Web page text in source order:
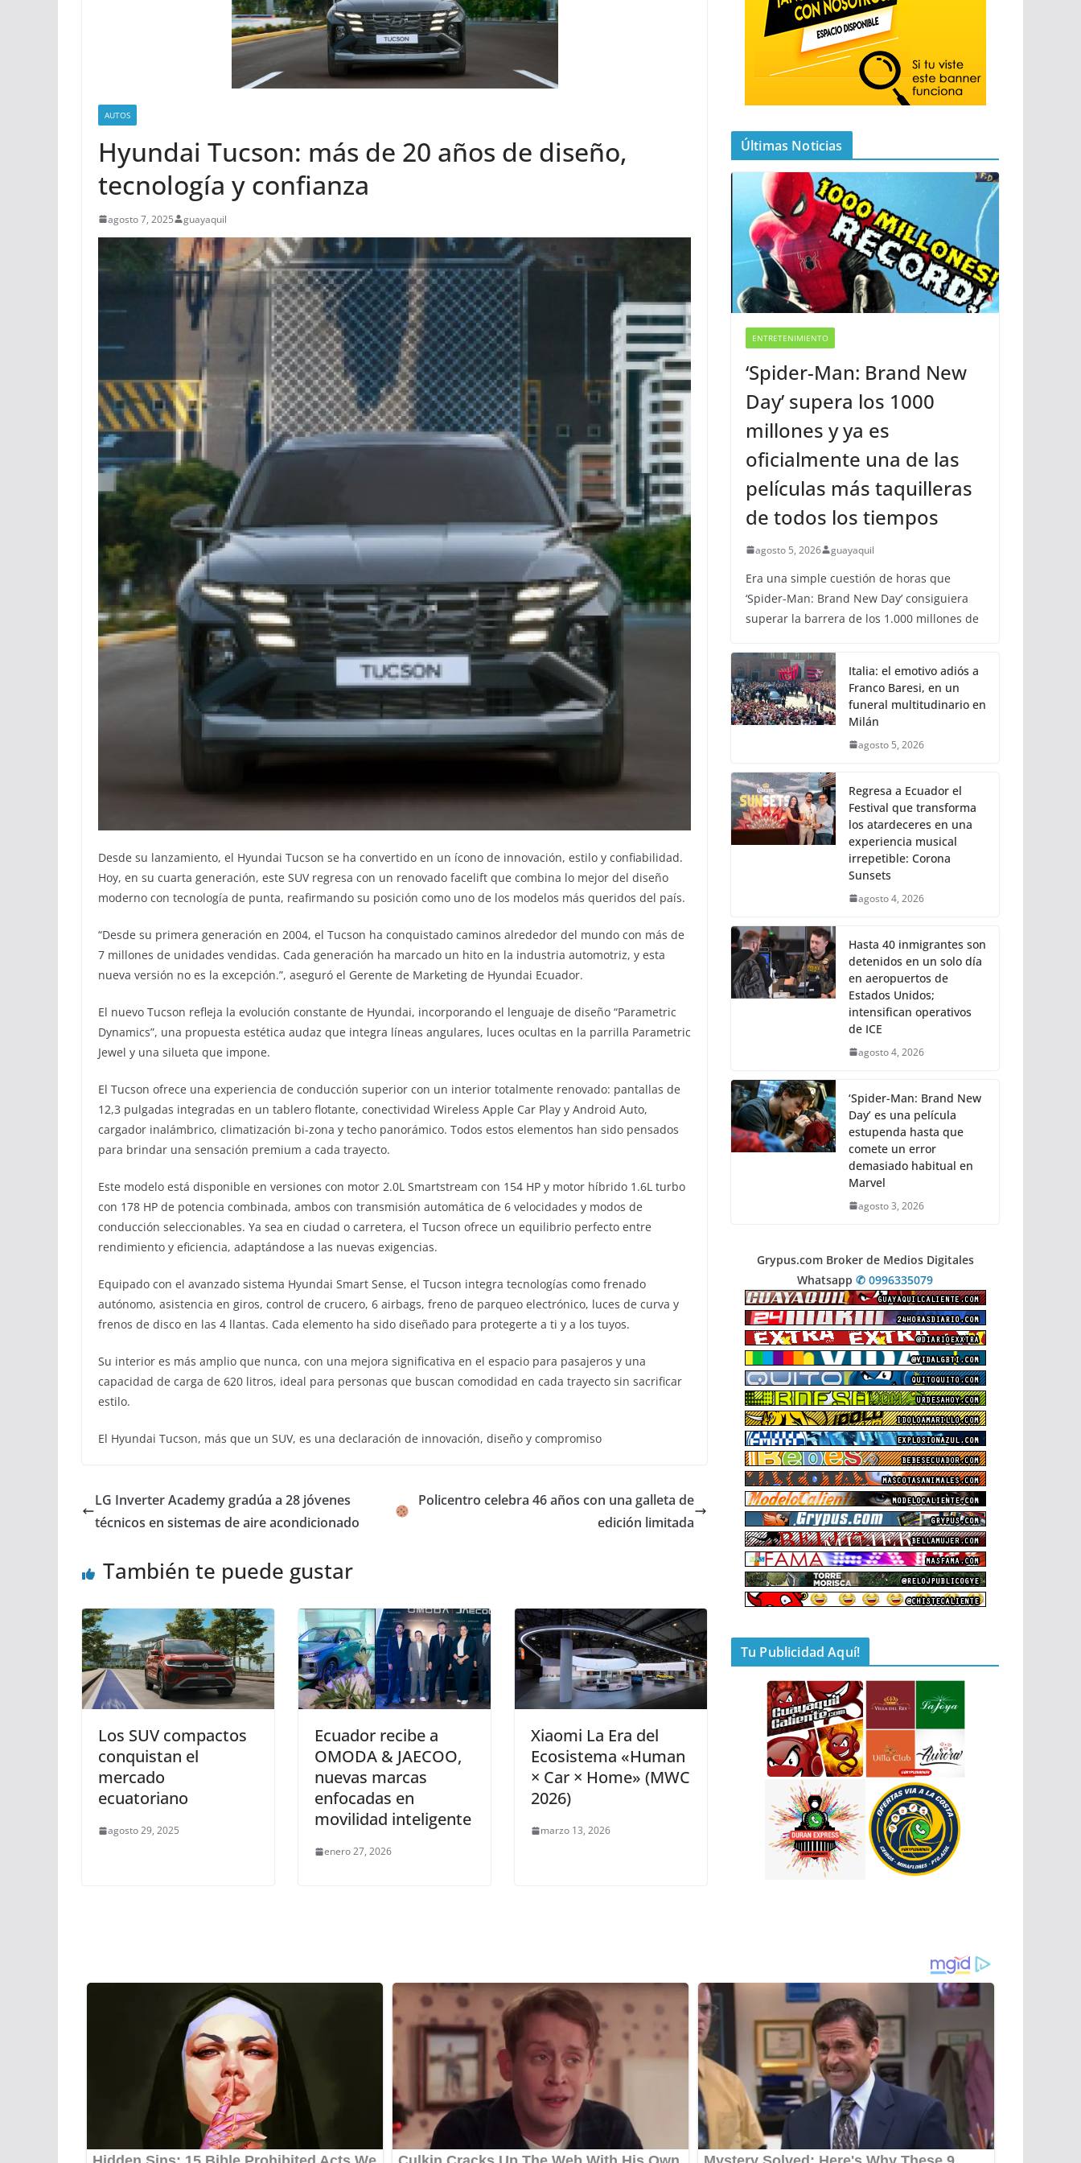
AUTOS
Hyundai Tucson: más de 20 años de diseño,
tecnología y confianza
agosto 7, 2025 guayaquil
Desde su lanzamiento, el Hyundai Tucson se ha convertido en un ícono de innovación, estilo y confiabilidad.
Hoy, en su cuarta generación, este SUV regresa con un renovado facelift que combina lo mejor del diseño
moderno con tecnología de punta, reafirmando su posición como uno de los modelos más queridos del país.
“Desde su primera generación en 2004, el Tucson ha conquistado caminos alrededor del mundo con más de
7 millones de unidades vendidas. Cada generación ha marcado un hito en la industria automotriz, y esta
nueva versión no es la excepción.”, aseguró el Gerente de Marketing de Hyundai Ecuador.
El nuevo Tucson refleja la evolución constante de Hyundai, incorporando el lenguaje de diseño “Parametric
Dynamics”, una propuesta estética audaz que integra líneas angulares, luces ocultas en la parrilla Parametric
Jewel y una silueta que impone.
El Tucson ofrece una experiencia de conducción superior con un interior totalmente renovado: pantallas de
12,3 pulgadas integradas en un tablero flotante, conectividad Wireless Apple Car Play y Android Auto,
cargador inalámbrico, climatización bi-zona y techo panorámico. Todos estos elementos han sido pensados
para brindar una sensación premium a cada trayecto.
Este modelo está disponible en versiones con motor 2.0L Smartstream con 154 HP y motor híbrido 1.6L turbo
con 178 HP de potencia combinada, ambos con transmisión automática de 6 velocidades y modos de
conducción seleccionables. Ya sea en ciudad o carretera, el Tucson ofrece un equilibrio perfecto entre
rendimiento y eficiencia, adaptándose a las nuevas exigencias.
Equipado con el avanzado sistema Hyundai Smart Sense, el Tucson integra tecnologías como frenado
autónomo, asistencia en giros, control de crucero, 6 airbags, freno de parqueo electrónico, luces de curva y
frenos de disco en las 4 llantas. Cada elemento ha sido diseñado para protegerte a ti y a los tuyos.
Su interior es más amplio que nunca, con una mejora significativa en el espacio para pasajeros y una
capacidad de carga de 620 litros, ideal para personas que buscan comodidad en cada trayecto sin sacrificar
estilo.
El Hyundai Tucson, más que un SUV, es una declaración de innovación, diseño y compromiso
LG Inverter Academy gradúa a 28 jóvenes
técnicos en sistemas de aire acondicionado
Policentro celebra 46 años con una galleta de
edición limitada
También te puede gustar
Los SUV compactos
conquistan el
mercado
ecuatoriano
agosto 29, 2025
Ecuador recibe a
OMODA & JAECOO,
nuevas marcas
enfocadas en
movilidad inteligente
enero 27, 2026
Xiaomi La Era del
Ecosistema «Human
× Car × Home» (MWC
2026)
marzo 13, 2026
Últimas Noticias
ENTRETENIMIENTO
‘Spider-Man: Brand New
Day’ supera los 1000
millones y ya es
oficialmente una de las
películas más taquilleras
de todos los tiempos
agosto 5, 2026 guayaquil
Era una simple cuestión de horas que
‘Spider-Man: Brand New Day’ consiguiera
superar la barrera de los 1.000 millones de
Italia: el emotivo adiós a
Franco Baresi, en un
funeral multitudinario en
Milán
agosto 5, 2026
Regresa a Ecuador el
Festival que transforma
los atardeceres en una
experiencia musical
irrepetible: Corona
Sunsets
agosto 4, 2026
Hasta 40 inmigrantes son
detenidos en un solo día
en aeropuertos de
Estados Unidos;
intensifican operativos
de ICE
agosto 4, 2026
‘Spider-Man: Brand New
Day’ es una película
estupenda hasta que
comete un error
demasiado habitual en
Marvel
agosto 3, 2026
Grypus.com Broker de Medios Digitales
Whatsapp ✆ 0996335079
Tu Publicidad Aquí!